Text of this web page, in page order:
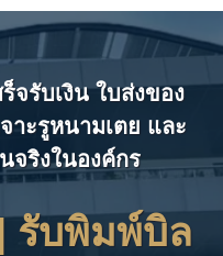
จรับเงิน ใบส่งของ
าะรูหนามเตย และ
จริงในองค์กร
รับพิมพ์บิล